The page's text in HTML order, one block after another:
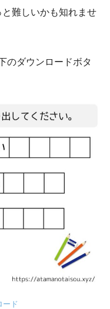
難しいかも知れませ
のダウンロードボタ
ード